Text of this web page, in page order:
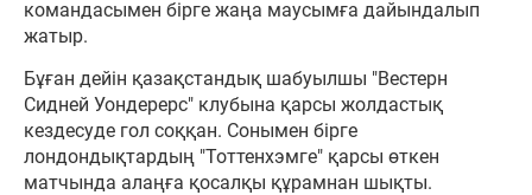
командасымен бірге жаңа маусымға дайындалып
жатыр.
Бұған дейін қазақстандық шабуылшы "Вестерн
Сидней Уондерерс" клубына қарсы жолдастық
кездесуде гол соққан. Сонымен бірге
лондондықтардың "Тоттенхэмге" қарсы өткен
матчында алаңға қосалқы құрамнан шықты.